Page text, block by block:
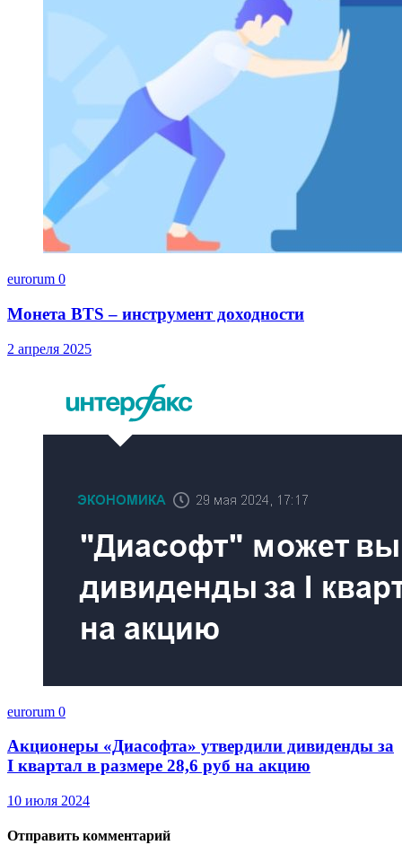
eurorum 0
Монета BTS – инструмент доходности
2 апреля 2025
eurorum 0
Акционеры «Диасофта» утвердили дивиденды за
I квартал в размере 28,6 руб на акцию
10 июля 2024
Отправить комментарий